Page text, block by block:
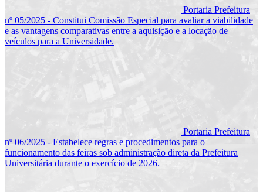
Portaria Prefeitura
nº 05/2025 - Constitui Comissão Especial para avaliar a viabilidade
e as vantagens comparativas entre a aquisição e a locação de
veículos para a Universidade.
Portaria Prefeitura
nº 06/2025 - Estabelece regras e procedimentos para o
funcionamento das feiras sob administração direta da Prefeitura
Universitária durante o exercício de 2026.